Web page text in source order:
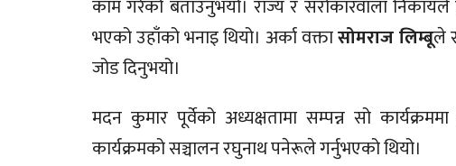
काम गरेको बताउनुभयो। राज्य र सरोकारवाला
भएको उहाँको भनाइ थियो। अर्का वक्तासोमराज लिम्बूले
जोड दिनुभयो।
​मदन कुमार पूर्वेको अध्यक्षतामा सम्पन्न सो
कार्यक्रमको सञ्चालन रघुनाथ पनेरूले गर्नुभएको थियो।